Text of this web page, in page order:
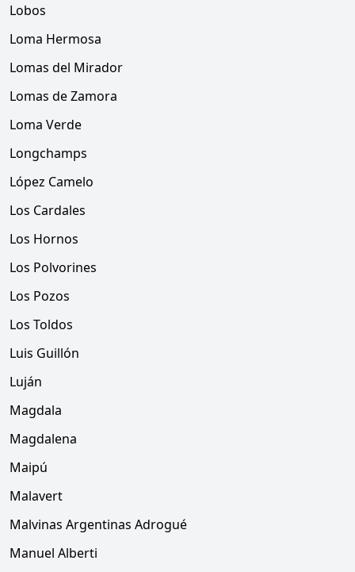
Lobos
Loma Hermosa
Lomas del Mirador
Lomas de Zamora
Loma Verde
Longchamps
López Camelo
Los Cardales
Los Hornos
Los Polvorines
Los Pozos
Los Toldos
Luis Guillón
Luján
Magdala
Magdalena
Maipú
Malavert
Malvinas Argentinas Adrogué
Manuel Alberti